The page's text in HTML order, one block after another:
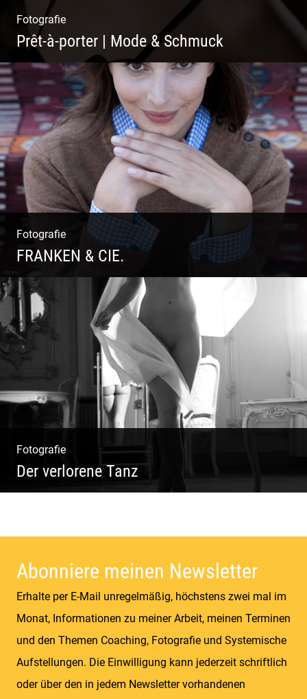
Fotografie
Prêt-à-porter | Mode & Schmuck
Fotografie
FRANKEN & CIE.
Katalog Shooting | Moderne Klassik |
Luxuriöse Mode | Country Style
Fotografie
Der verlorene Tanz
Abonniere meinen Newsletter
Erhalte per E-Mail unregelmäßig, höchstens zwei mal im
Monat, Informationen zu meiner Arbeit, meinen Terminen
und den Themen Coaching, Fotografie und Systemische
Aufstellungen. Die Einwilligung kann jederzeit schriftlich
oder über den in jedem Newsletter vorhandenen